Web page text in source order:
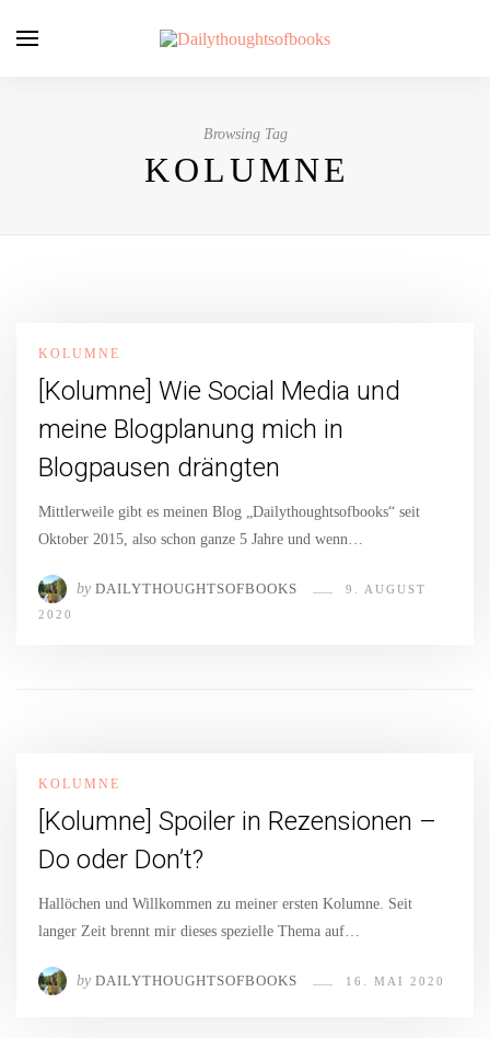
Browsing Tag
KOLUMNE
KOLUMNE
[Kolumne] Wie Social Media und
meine Blogplanung mich in
Blogpausen drängten
Mittlerweile gibt es meinen Blog „Dailythoughtsofbooks“ seit
Oktober 2015, also schon ganze 5 Jahre und wenn…
by DAILYTHOUGHTSOFBOOKS
9. AUGUST
2020
KOLUMNE
[Kolumne] Spoiler in Rezensionen –
Do oder Don’t?
Hallöchen und Willkommen zu meiner ersten Kolumne. Seit
langer Zeit brennt mir dieses spezielle Thema auf…
by DAILYTHOUGHTSOFBOOKS 16. MAI 2020